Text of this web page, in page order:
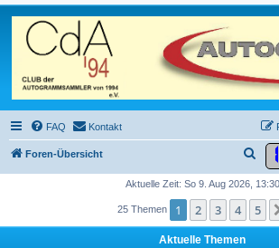
FAQ Kontakt
Foren-Übersicht
u
h
Aktuelle Zeit: So 9. Aug 2026, 13:30
25 Themen 1 2 3 4 5
Aktuelle Themen